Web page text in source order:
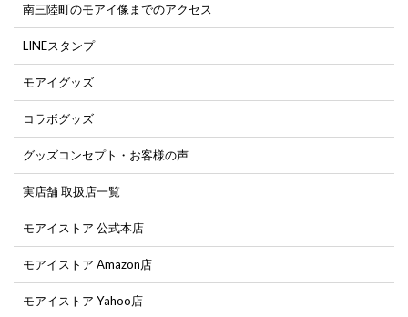
南三陸町のモアイ像までのアクセス
LINEスタンプ
モアイグッズ
コラボグッズ
グッズコンセプト・お客様の声
実店舗 取扱店一覧
モアイストア 公式本店
モアイストア Amazon店
モアイストア Yahoo店